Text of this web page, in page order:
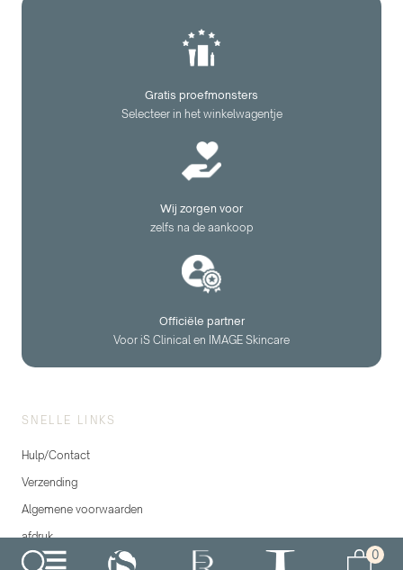
0
Gratis proefmonsters
Selecteer in het winkelwagentje
Wij zorgen voor
zelfs na de aankoop
Officiële partner
Voor iS Clinical en IMAGE Skincare
SNELLE LINKS
Hulp/Contact
Verzending
Algemene voorwaarden
afdruk
gegevensbescherming